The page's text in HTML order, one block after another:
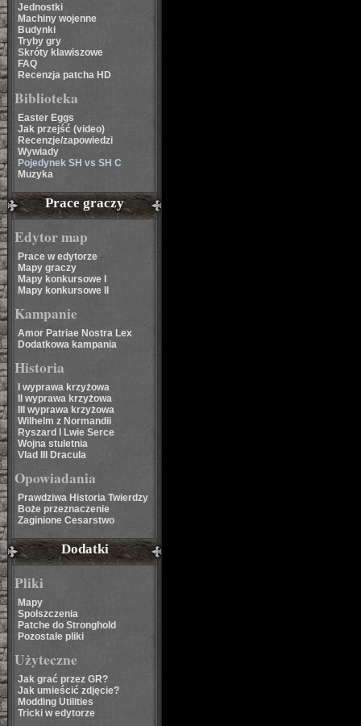
Jednostki
Machiny wojenne
Budynki
Tryby gry
Skróty klawiszowe
FAQ
Recenzja patcha HD
Biblioteka
Easter Eggs
Jak przejść (video)
Recenzje/zapowiedzi
Wywiady
Pojedynek SH vs SH C
Muzyka
Prace graczy
Edytor map
Prace w edytorze
Mapy graczy
Mapy konkursowe I
Mapy konkursowe II
Kampanie
Amor Patriae Nostra Lex
Dodatkowa kampania
Historia
I wyprawa krzyżowa
II wyprawa krzyżowa
III wyprawa krzyżowa
Wilhelm z Normandii
Ryszard I Lwie Serce
Wojna stuletnia
Vlad III Dracula
Opowiadania
Prawdziwa Historia Twierdzy
Boże przeznaczenie
Zaginione Cesarstwo
Dodatki
Pliki
Mapy
Spolszczenia
Patche do Stronghold
Pozostałe pliki
Użyteczne
Jak grać przez GR?
Jak umieścić zdjęcie?
Modding Utilities
Tricki w edytorze